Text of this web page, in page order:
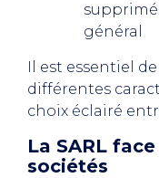
général
Il est essentiel
différentes
choix éclairé
La SARL
sociétés